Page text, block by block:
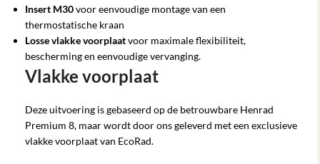
Insert M30voor eenvoudige montage van een
thermostatische kraan
Losse vlakke voorplaatvoor maximale flexibiliteit,
bescherming en eenvoudige vervanging.
Vlakke voorplaat
Deze uitvoering is gebaseerd op de betrouwbare Henrad
Premium 8, maar wordt door ons geleverd met een exclusieve
vlakke voorplaat van EcoRad.